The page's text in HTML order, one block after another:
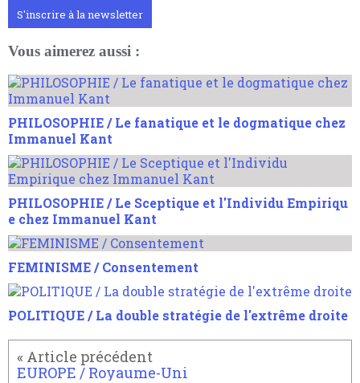
S'inscrire à la newsletter
Vous aimerez aussi :
PHILOSOPHIE / Le fanatique et le dogmatique chez
Immanuel Kant
PHILOSOPHIE / Le Sceptique et l'Individu Empiriqu
e chez Immanuel Kant
FEMINISME / Consentement
POLITIQUE / La double stratégie de l'extrême droite
EUROPE / Royaume-Uni